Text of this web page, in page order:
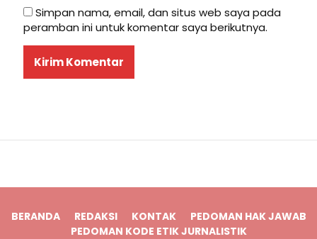
Simpan nama, email, dan situs web saya pada
peramban ini untuk komentar saya berikutnya.
BERANDA REDAKSI KONTAK
PEDOMAN HAK JAWAB
PEDOMAN KODE ETIK JURNALISTIK